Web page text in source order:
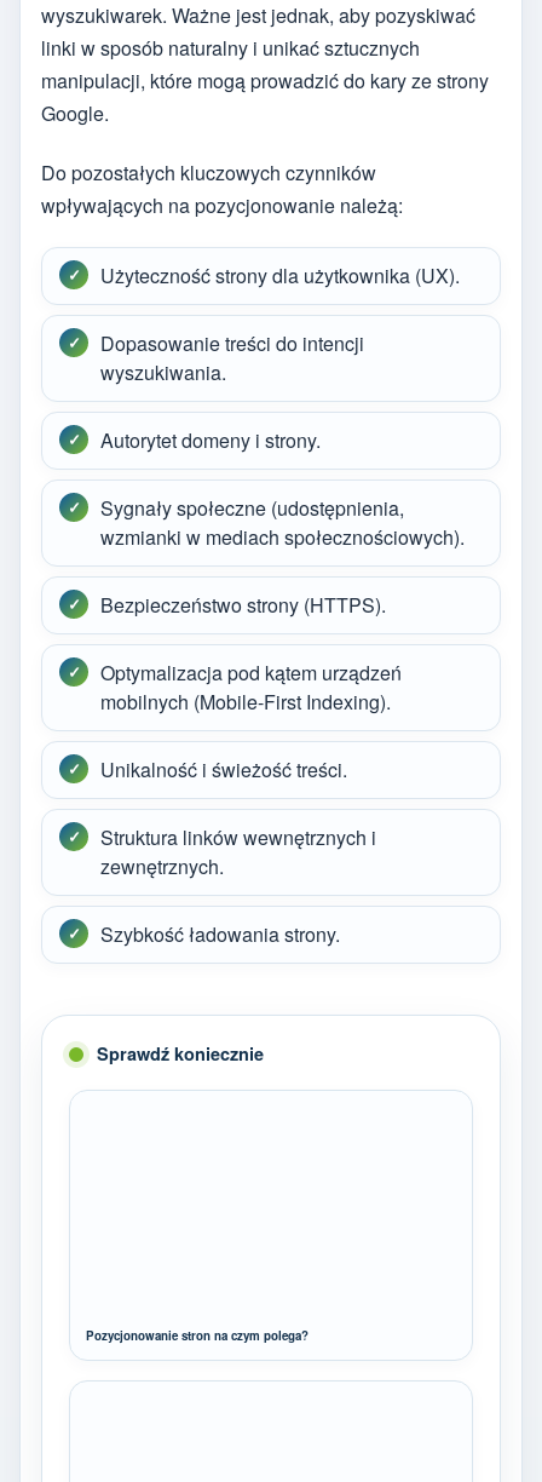
wyszukiwarek. Ważne jest jednak, aby pozyskiwać
linki w sposób naturalny i unikać sztucznych
manipulacji, które mogą prowadzić do kary ze strony
Google.
Do pozostałych kluczowych czynników
wpływających na pozycjonowanie należą:
Użyteczność strony dla użytkownika (UX).
Dopasowanie treści do intencji
wyszukiwania.
Autorytet domeny i strony.
Sygnały społeczne (udostępnienia,
wzmianki w mediach społecznościowych).
Bezpieczeństwo strony (HTTPS).
Optymalizacja pod kątem urządzeń
mobilnych (Mobile-First Indexing).
Unikalność i świeżość treści.
Struktura linków wewnętrznych i
zewnętrznych.
Szybkość ładowania strony.
Sprawdź koniecznie
Pozycjonowanie stron na czym polega?